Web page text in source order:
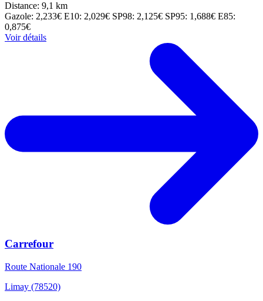
Distance: 9,1 km
Gazole: 2,233€ E10: 2,029€ SP98: 2,125€ SP95: 1,688€ E85:
0,875€
Voir détails
Carrefour
Route Nationale 190
Limay (78520)